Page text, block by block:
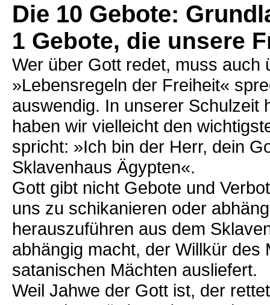
Die 10 Gebote:
1 Gebote, die unsere
Wer über Gott redet, muss auch
»Lebensregeln der Freiheit«
auswendig. In unserer Schulzeit
haben wir vielleicht den
spricht: »Ich bin der Herr, dein
Sklavenhaus Ägypten«.
Gott gibt nicht Gebote und
uns zu schikanieren oder
herauszuführen aus dem
abhängig macht, der Willkür
satanischen Mächten ausliefert.
Weil Jahwe der Gott ist, der